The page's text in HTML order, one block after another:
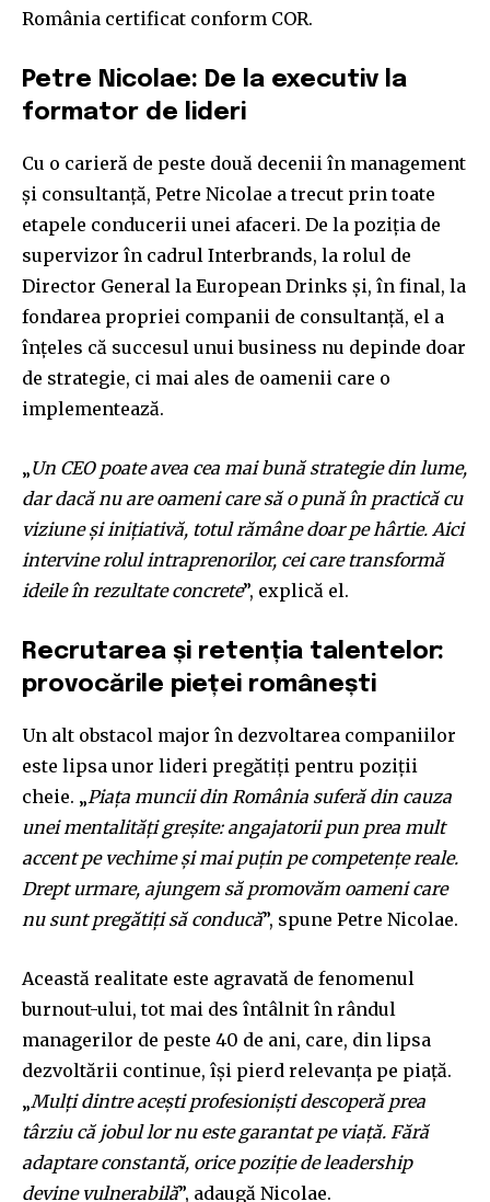
România certificat conform COR.
Petre Nicolae: De la executiv la
formator de lideri
Cu o carieră de peste două decenii în management
și consultanță, Petre Nicolae a trecut prin toate
etapele conducerii unei afaceri. De la poziția de
supervizor în cadrul Interbrands, la rolul de
Director General la European Drinks și, în final, la
fondarea propriei companii de consultanță, el a
înțeles că succesul unui business nu depinde doar
de strategie, ci mai ales de oamenii care o
implementează.
„Un CEO poate avea cea mai bună strategie din lume,
dar dacă nu are oameni care să o pună în practică cu
viziune și inițiativă, totul rămâne doar pe hârtie. Aici
intervine rolul intraprenorilor, cei care transformă
ideile în rezultate concrete”, explică el.
Recrutarea și retenția talentelor:
provocările pieței românești
Un alt obstacol major în dezvoltarea companiilor
este lipsa unor lideri pregătiți pentru poziții
cheie. „Piața muncii din România suferă din cauza
unei mentalități greșite: angajatorii pun prea mult
accent pe vechime și mai puțin pe competențe reale.
Drept urmare, ajungem să promovăm oameni care
nu sunt pregătiți să conducă”, spune Petre Nicolae.
Această realitate este agravată de fenomenul
burnout-ului, tot mai des întâlnit în rândul
managerilor de peste 40 de ani, care, din lipsa
dezvoltării continue, își pierd relevanța pe piață.
„Mulți dintre acești profesioniști descoperă prea
târziu că jobul lor nu este garantat pe viață. Fără
adaptare constantă, orice poziție de leadership
devine vulnerabilă”, adaugă Nicolae.